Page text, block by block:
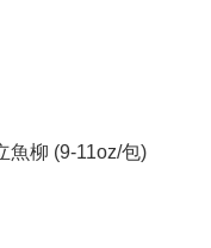
中國刺身級立魚柳 (9-11oz/包)